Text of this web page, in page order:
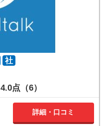
社
4.0点（6）
詳細・口コミ